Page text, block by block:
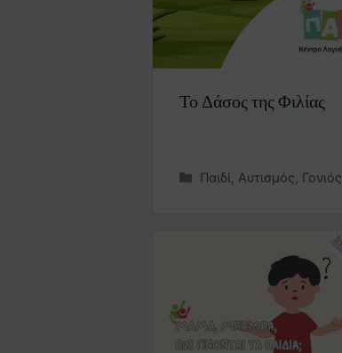
Το Δάσος της Φιλίας
Παιδί Αυτισμός Γονιός